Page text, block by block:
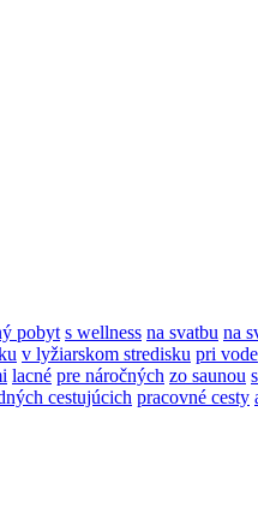
pobyt s wellness na svatbu na
v lyžiarskom stredisku pri vode
lacné pre náročných zo saunou
cestujúcich pracovné cesty